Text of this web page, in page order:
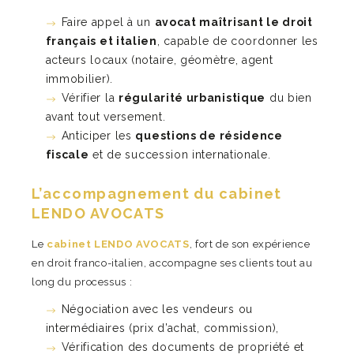
Faire appel à un avocat maîtrisant le droit
français et italien
, capable de coordonner les
acteurs locaux (notaire, géomètre, agent
immobilier).
Vérifier la régularité urbanistique du bien
avant tout versement.
Anticiper les questions de résidence
fiscale et de succession internationale.
L’accompagnement du cabinet
LENDO AVOCATS
Le cabinet LENDO AVOCATS , fort de son expérience
en droit franco-italien, accompagne ses clients tout au
long du processus :
Négociation avec les vendeurs ou
intermédiaires (prix d’achat, commission),
Vérification des documents de propriété et